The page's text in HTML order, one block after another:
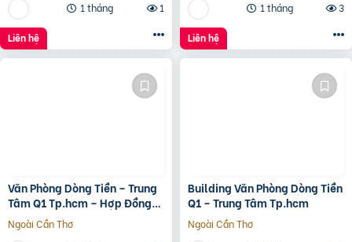
1 tháng
1
Liên hệ
1 tháng
3
Liên hệ
Văn Phòng Dòng Tiền – Trung
Tâm Q1 Tp.hcm – Hợp Đồng
Thuê 250 Triệu/Tháng – 115
Tỷ
Ngoài Cần Thơ
Building Văn Phòng Dòng Tiền
Q1 – Trung Tâm Tp.hcm
Ngoài Cần Thơ